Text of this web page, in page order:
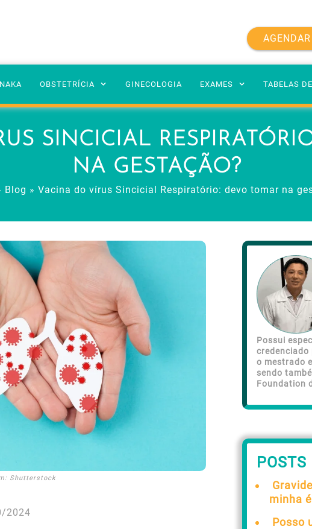
OBSTETRÍCIA GINECOLOGIA EXAMES TABELAS
SINCICIAL
NA GESTAÇÃO?
Blog » Vacina do vírus Sincicial Respiratório: devo tomar na
Shutterstock
2024
Possui
credenciado
o mestrado
sendo
Foundation
minha
Posso